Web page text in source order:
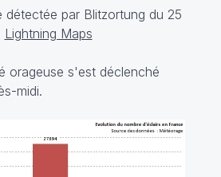
détectée par Blitzortung du 25
Lightning Maps
orageuse s'est déclenché
midi.